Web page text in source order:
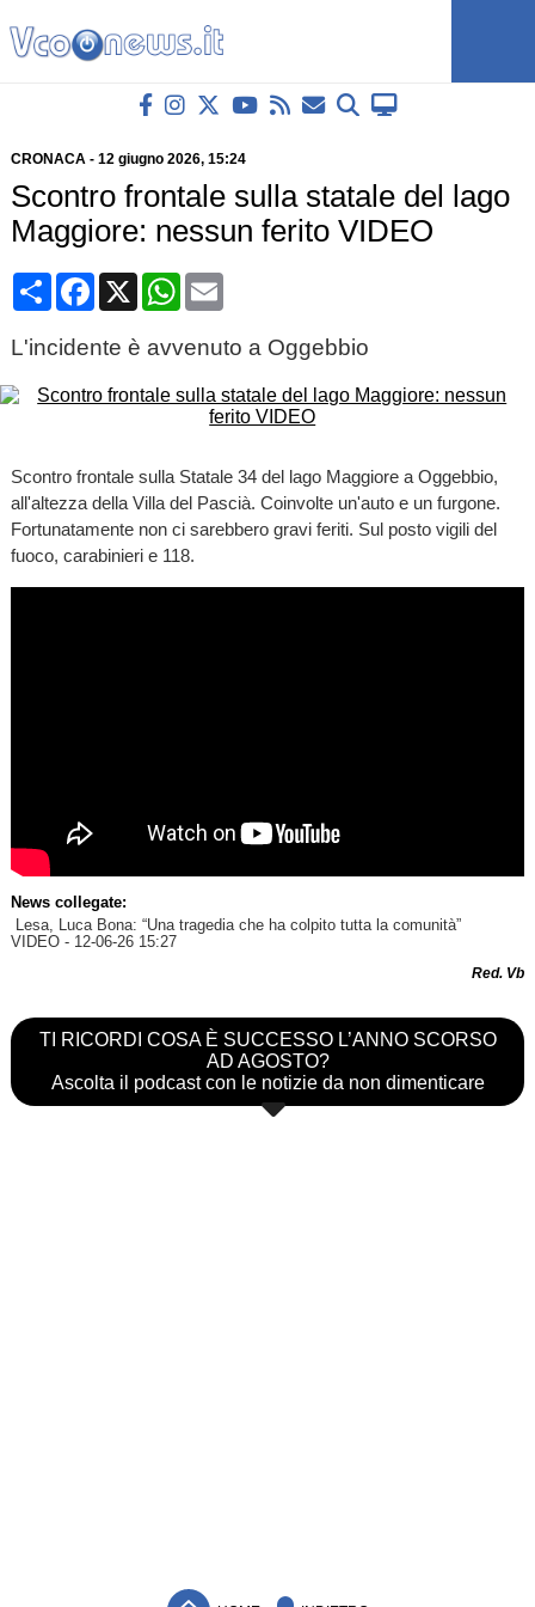
CRONACA- 12 giugno 2026, 15:24
Scontro frontale sulla statale del lago
Maggiore: nessun ferito VIDEO
CondividiFacebook
X WhatsApp
Email
L'incidente è avvenuto a Oggebbio
Scontro frontale sulla Statale 34 del lago Maggiore a Oggebbio,
all'altezza della Villa del Pascià. Coinvolte un'auto e un furgone.
Fortunatamente non ci sarebbero gravi feriti. Sul posto vigili del
fuoco, carabinieri e 118.
News collegate:
Lesa, Luca Bona: “Una tragedia che ha colpito tutta la comunità”
VIDEO- 12-06-26 15:27
Red. Vb
TI RICORDI COSA È SUCCESSO L’ANNO SCORSO
AD AGOSTO?
Ascolta il podcast con le notizie da non dimenticare